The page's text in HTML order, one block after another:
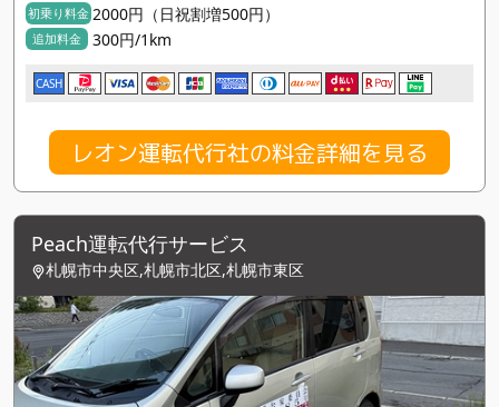
初乗り料金 2000円（日祝割増500円）
追加料金 300円/1km
CASH
レオン運転代行社の料金詳細を見る
Peach運転代行サービス
札幌市中央区,札幌市北区,札幌市東区